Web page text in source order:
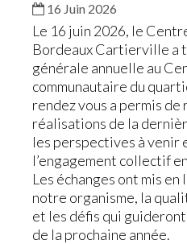
16 Juin 2026
Le 16 juin 2026, le
Bordeaux Cartierville a
générale annuelle au
communautaire du
rendez vous a permis de
réalisations de la
les perspectives à venir
l’engagement collectif
Les échanges ont mis
notre organisme, la
et les défis qui
de la prochaine année.